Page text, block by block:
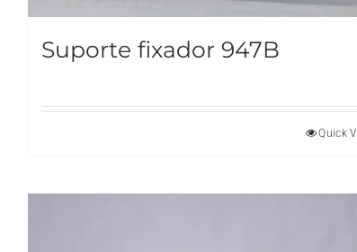
Suporte fixador 947B
Quick